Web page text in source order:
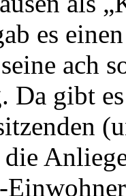
es
ach
Da gibt
die